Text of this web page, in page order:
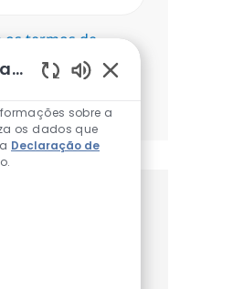
os termos de
pessoais.
Guia de Carreiras da NTT
sobre a
os dados que
Declaração de